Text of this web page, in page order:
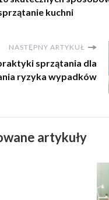
kuchni
NASTĘPNY ARTYKUŁ
sprzątania dla
ryzyka wypadków
artykuły